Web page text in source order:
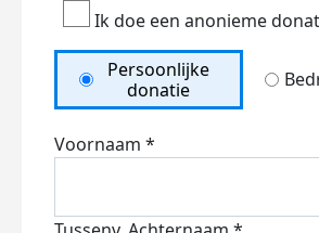
Ik doe een anonieme
Persoonlijke
donatie
Voornaam *